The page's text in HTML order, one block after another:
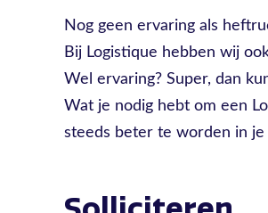
Nog geen ervaring als
Bij Logistique hebben wij
Wel ervaring? Super, dan
Wat je nodig hebt om een
steeds beter te worden in je